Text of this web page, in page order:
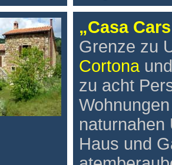
„Casa
Grenze zu
Cortona
zu acht
naturnahen
Haus und